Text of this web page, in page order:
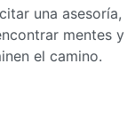
una asesoría,
mentes
el camino.